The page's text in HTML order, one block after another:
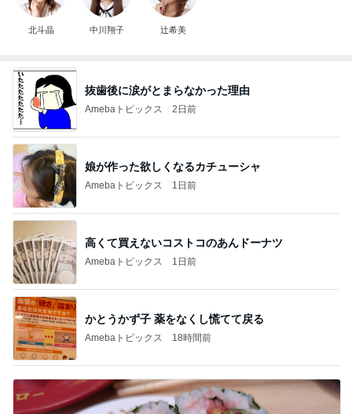
北斗晶 中川翔子 辻希美
抜歯後に涙がとまらなかった理由
Amebaトピックス 2日前
娘が作った欲しくなるカチューシャ
Amebaトピックス 1日前
高くて買えないコストコのあんドーナツ
Amebaトピックス 1日前
かとうかず子 薬をなくし慌てて戻る
Amebaトピックス 18時間前